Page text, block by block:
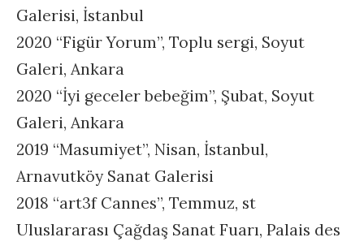
Galerisi, İstanbul
2020 “Figür Yorum”, Toplu sergi, Soyut
Galeri, Ankara
2020 “İyi geceler bebeğim”, Şubat, Soyut
Galeri, Ankara
2019 “Masumiyet”, Nisan, İstanbul,
Arnavutköy Sanat Galerisi
2018 “art3f Cannes”, Temmuz, st
Uluslararası Çağdaş Sanat Fuarı, Palais des